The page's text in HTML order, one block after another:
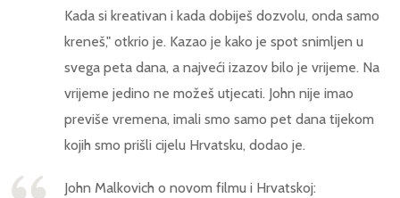
Kada si kreativan i kada dobiješ dozvolu, onda samo
kreneš," otkrio je. Kazao je kako je spot snimljen u
svega peta dana, a najveći izazov bilo je vrijeme. Na
vrijeme jedino ne možeš utjecati. John nije imao
previše vremena, imali smo samo pet dana tijekom
kojih smo prišli cijelu Hrvatsku, dodao je.
John Malkovich o novom filmu i Hrvatskoj: